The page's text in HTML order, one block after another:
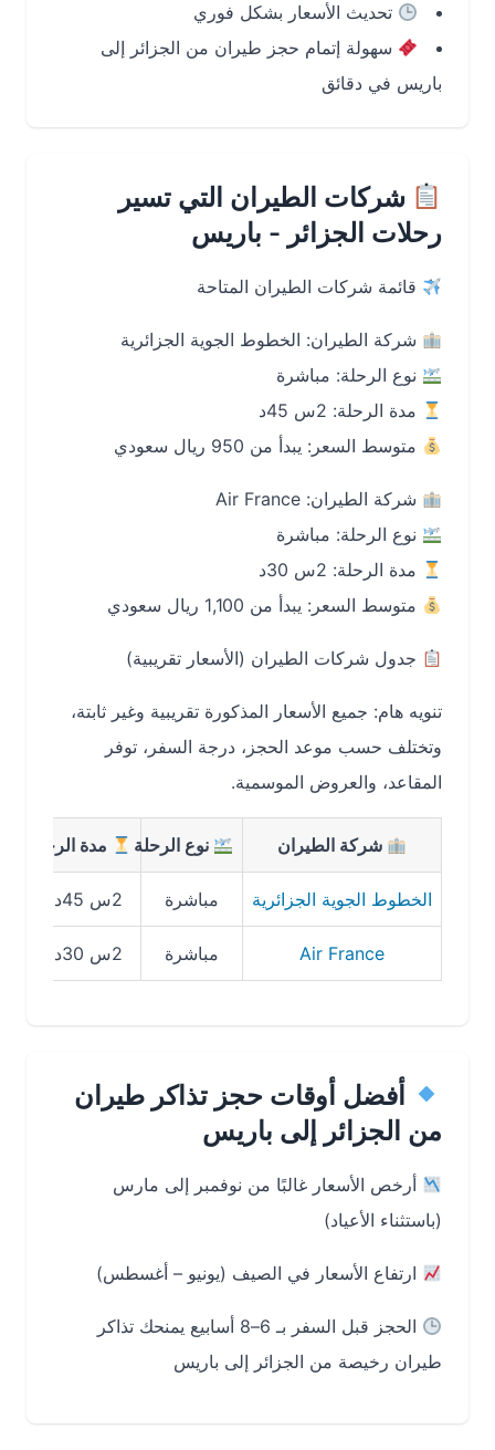
تحديث الأسعار بشكل فوري
سهولة إتمام حجز طيران من الجزائر إلى
باريس في دقائق
شركات الطيران التي تسير
رحلات الجزائر - باريس
قائمة شركات الطيران المتاحة
شركة الطيران: الخطوط الجوية الجزائرية
نوع الرحلة: مباشرة
مدة الرحلة: 2س 45د
متوسط السعر: يبدأ من 950 ريال سعودي
شركة الطيران: Air France
نوع الرحلة: مباشرة
مدة الرحلة: 2س 30د
متوسط السعر: يبدأ من 1,100 ريال سعودي
جدول شركات الطيران (الأسعار تقريبية)
تنويه هام: جميع الأسعار المذكورة تقريبية وغير ثابتة،
وتختلف حسب موعد الحجز، درجة السفر، توفر
المقاعد، والعروض الموسمية.
شركة الطيران نوع الرحلة مدة الرحلة
الخطوط الجوية الجزائرية مباشرة 2س 45د 950 – 1200 ريال
Air France مباشرة 2س 30د 1100 – 1400 ريال
أفضل أوقات حجز تذاكر طيران
من الجزائر إلى باريس
أرخص الأسعار غالبًا من نوفمبر إلى مارس
(باستثناء الأعياد)
ارتفاع الأسعار في الصيف (يونيو – أغسطس)
الحجز قبل السفر بـ 6–8 أسابيع يمنحك تذاكر
طيران رخيصة من الجزائر إلى باريس